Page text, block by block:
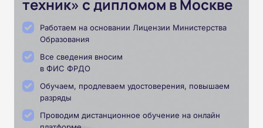
техник» с дипломом в Москве
Работаем на основании Лицензии Министерства
Образования
Все сведения вносим
в ФИС ФРДО
Обучаем, продлеваем удостоверения, повышаем
разряды
Проводим дистанционное обучение на онлайн